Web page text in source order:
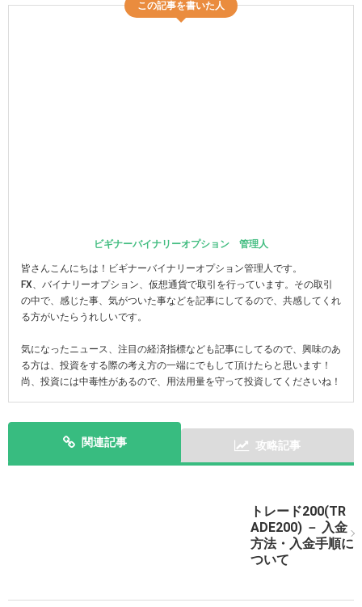
この記事を書いた人
ビギナーバイナリーオプション 管理人
皆さんこんにちは！ビギナーバイナリーオプション管理人です。
FX、バイナリーオプション、仮想通貨で取引を行っています。その取引
の中で、感じた事、気がついた事などを記事にしてるので、共感してくれ
る方がいたらうれしいです。
気になったニュース、注目の経済指標なども記事にしてるので、興味のあ
る方は、投資をする際の考え方の一端にでもして頂けたらと思います！
尚、投資には中毒性があるので、用法用量を守って投資してくださいね！
関連記事 攻略記事
トレード200(TR
ADE200) － 入金
方法・入金手順に
ついて
トレード200（TRADE200）で簡単な実戦取引をしてみ